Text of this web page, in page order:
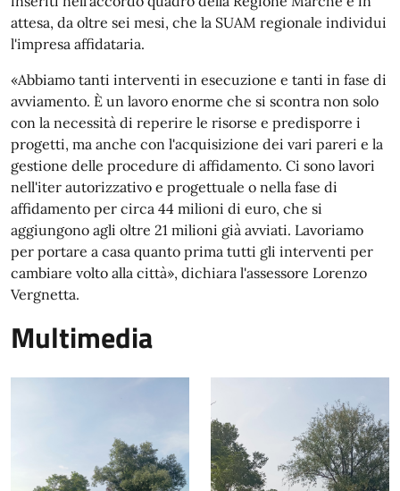
attesa, da oltre sei mesi, che la SUAM regionale individui
l'impresa affidataria.
«Abbiamo tanti interventi in esecuzione e tanti in fase di
avviamento. È un lavoro enorme che si scontra non solo
con la necessità di reperire le risorse e predisporre i
progetti, ma anche con l'acquisizione dei vari pareri e la
gestione delle procedure di affidamento. Ci sono lavori
nell'iter autorizzativo e progettuale o nella fase di
affidamento per circa 44 milioni di euro, che si
aggiungono agli oltre 21 milioni già avviati. Lavoriamo
per portare a casa quanto prima tutti gli interventi per
cambiare volto alla città», dichiara l'assessore Lorenzo
Vergnetta.
Multimedia